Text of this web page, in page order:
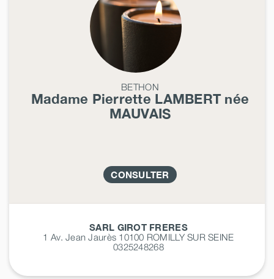
BETHON
Madame Pierrette LAMBERTnée
MAUVAIS
CONSULTER
SARL GIROT FRERES
1 Av. Jean Jaurès 10100 ROMILLY SUR SEINE
0325248268